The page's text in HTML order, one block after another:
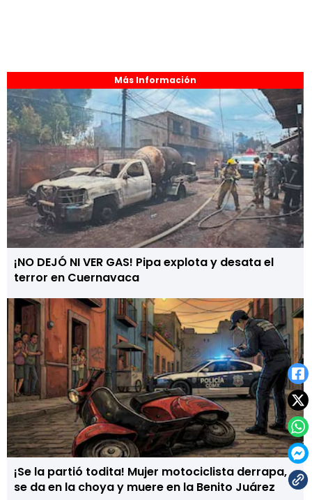
Más Información
¡NO DEJÓ NI VER GAS! Pipa explota y desata el
terror en Cuernavaca
¡Se la partió todita! Mujer motociclista derrapa,
se da en la choya y muere en la Benito Juárez